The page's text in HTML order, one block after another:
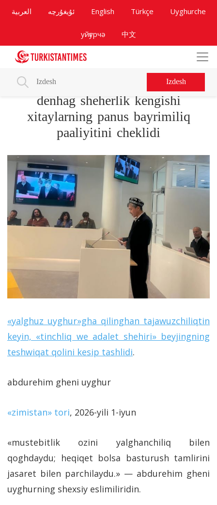
العربية ئۇيغۇرچە English Türkçe Uyghurche
уйғурчә 中文
Izdesh
denhag sheherlik kengishi
xitaylarning panus bayrimiliq
paaliyitini cheklidi
«yalghuz uyghur»gha qilinghan tajawuzchiliqtin
keyin, «tinchliq we adalet shehiri» beyjingning
teshwiqat qolini kesip tashlidi.
abdurehim gheni uyghur
«zimistan» tori, 2026-yili 1-iyun
«mustebitlik ozini yalghanchiliq bilen
qoghdaydu; heqiqet bolsa basturush tamlirini
jasaret bilen parchilaydu.» — abdurehim gheni
uyghurning shexsiy eslimiliridin.